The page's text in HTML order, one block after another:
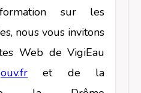
sur les
nous vous invitons
Web de VigiEau
et de la